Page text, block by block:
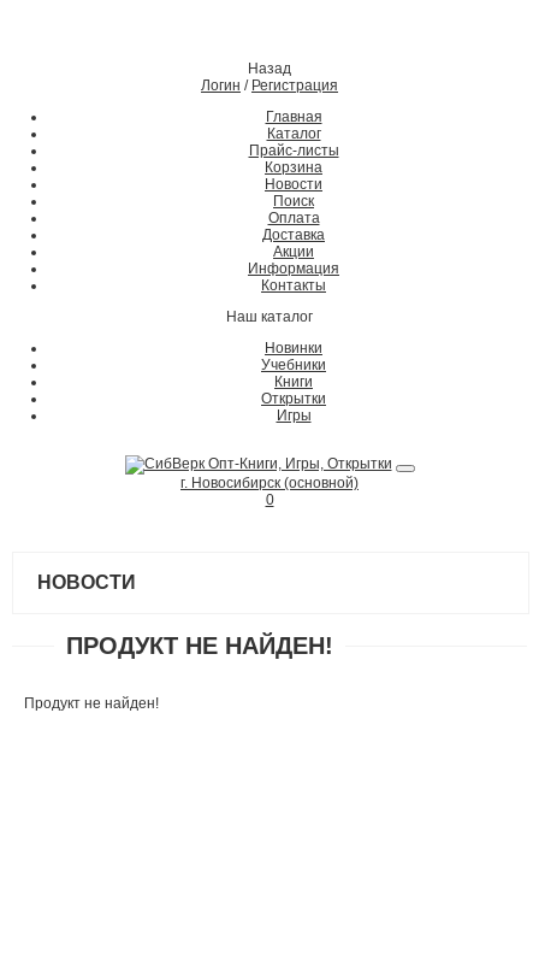
Назад
Логин / Регистрация
Главная
Каталог
Прайс-листы
Корзина
Новости
Поиск
Оплата
Доставка
Акции
Информация
Контакты
Наш каталог
Новинки
Учебники
Книги
Открытки
Игры
г. Новосибирск (основной)
0
НОВОСТИ
ПРОДУКТ НЕ НАЙДЕН!
Продукт не найден!